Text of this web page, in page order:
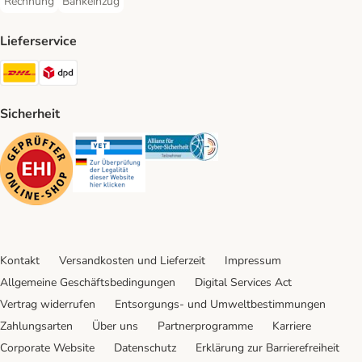
Rechnung Payment Method
Bankeinzug Payment Method
Lieferservice
DHL Shipping Method
Sicherheit
Security Security Security
Kontakt Versandkosten und Lieferzeit
Impressum
Allgemeine Geschäftsbedingungen
Digital Services Act
Vertrag widerrufen
Entsorgungs- und Umweltbestimmungen
Zahlungsarten
Über uns Partnerprogramme
Karriere
Corporate Website
Datenschutz Erklärung zur Barrierefreiheit